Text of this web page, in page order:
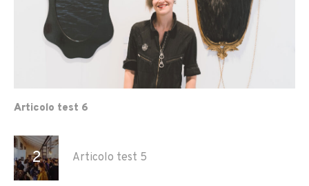
Articolo test 6
Articolo test 5